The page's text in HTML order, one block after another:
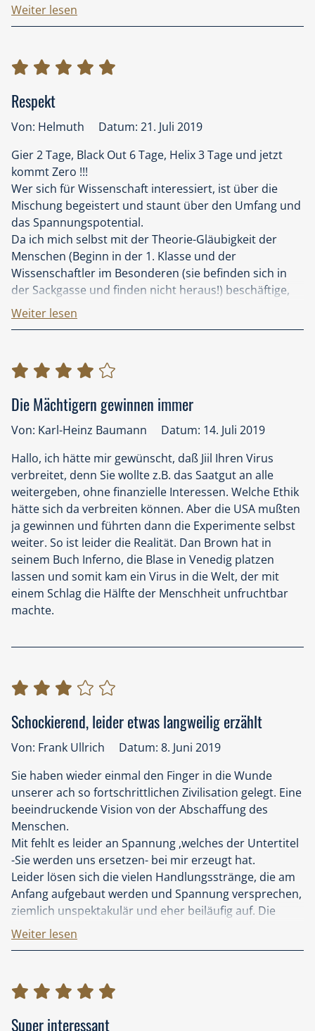
der breiten Öffentlichkeit bis heute weitestgehend
unbekannt sein und dennoch bergen sie eine
der menschlichen Zivilisation haben wird.
Geringeres geleistet, als den mathematischen Beleg zu
erbringen, dass das wissenschaftliche Fundament
Entwicklung fehlerhaft ist. Vereinfacht ausgedrückt,
haben die Londoner Wissenschaftler den
mathematischen Nachweis erbracht, das faire
Kooperation dem vorherrschenden
Konkurrenzdenken wirtschaftlich überlegen ist und zu
mehr Wohlstand für alle führt. Die Konsequenz aus
dieser Erkenntnis bedeutet nicht weniger als einen
Paradigmenwechsel in der künftigen Entwicklung der
menschlichen Zivilisation!
In meiner lang zurückliegenden Schulzeit habe ich
verständlich zu vermitteln. In seinem Roman „Gier“
auf die realen Erkenntnisse der Londoner
Wissenschaftler und ihre praktische Bedeutung für die
machen. Eine animierte Version der „Bauernfabel“ ist
auf der Website: https://gier-das-buch.de/ zu finden,
ebenso wie ein Link zu den, dem Buch zugrunde
liegenden, wissenschaftlich-mathematischen Papieren
des London Mathematical Laboratory (LML).
Der Roman „Gier“ und insbesondere der reale Kern
der „Bauernfabel“ haben mich aktiv werden lassen und
so bin ich auf die WeQ Economy aufmerksam
geworden. „WeQ – more than IQ“ – die gigantischen
Potentiale der WeQ Economy faszinieren täglich mehr
Thinktanks, Start-Ups und progressive etablierte
Potentiale zu erschließen und nachhaltig zu nutzen.
WeQ Economy – eine Wirtschaft für den Menschen:
Der Paradigmenwechsel hat bereits begonnen!
Für mich ist der Roman „Gier“ ein fabelhafter
Motivator, um mich mit der Philosophie der WeQ
auseinanderzusetzen. Danke an Marc Elsberg.
Weiter lesen
Respekt
Von: Helmuth
Datum: 21. Juli 2019
Gier 2 Tage, Black Out 6 Tage, Helix 3 Tage und jetzt
kommt Zero !!!
Wer sich für Wissenschaft interessiert, ist über die
Mischung begeistert und staunt über den Umfang und
das Spannungspotential.
Da ich mich selbst mit der Theorie-Gläubigkeit der
Menschen (Beginn in der 1. Klasse und der
Wissenschaftler im Besonderen (sie befinden sich in
der Sackgasse und finden nicht heraus!) beschäftige,
sind diese Bücher sensationell. Vielen Dank.
Weiter lesen
Die Mächtigern gewinnen immer
Von: Karl-Heinz Baumann
Datum: 14. Juli 2019
Hallo, ich hätte mir gewünscht, daß Jiil Ihren Virus
verbreitet, denn Sie wollte z.B. das Saatgut an alle
weitergeben, ohne finanzielle Interessen. Welche Ethik
hätte sich da verbreiten können. Aber die USA mußten
ja gewinnen und führten dann die Experimente selbst
weiter. So ist leider die Realität. Dan Brown hat in
seinem Buch Inferno, die Blase in Venedig platzen
lassen und somit kam ein Virus in die Welt, der mit
einem Schlag die Hälfte der Menschheit unfruchtbar
machte.
Schockierend, leider etwas langweilig erzählt
Von: Frank Ullrich
Datum: 8. Juni 2019
Sie haben wieder einmal den Finger in die Wunde
unserer ach so fortschrittlichen Zivilisation gelegt. Eine
beeindruckende Vision von der Abschaffung des
Menschen.
Mit fehlt es leider an Spannung ,welches der Untertitel
-Sie werden uns ersetzen- bei mir erzeugt hat.
Leider lösen sich die vielen Handlungsstränge, die am
Anfang aufgebaut werden und Spannung versprechen,
ziemlich unspektakulär und eher beiläufig auf. Die
Dialoge von Greg, Helen und Co. musste ich
irgendwann quer lesen, die Handlung in New Garden
Trotzdem, Ihr Buch ist ein Muss und sollte auch von
Weiter lesen
Super interessant